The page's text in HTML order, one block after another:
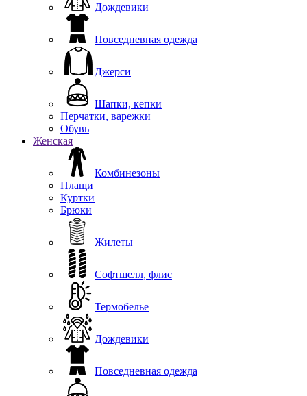
Дождевики
Повседневная одежда
Джерси
Шапки, кепки
Перчатки, варежки
Обувь
Женская
Комбинезоны
Плащи
Куртки
Брюки
Жилеты
Софтшелл, флис
Термобелье
Дождевики
Повседневная одежда